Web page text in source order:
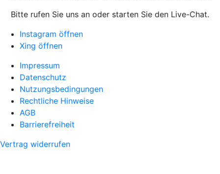
Bitte rufen Sie uns an oder starten Sie den Live-Chat.
Instagram öffnen
Xing öffnen
Impressum
Datenschutz
Nutzungsbedingungen
Rechtliche Hinweise
AGB
Barrierefreiheit
Vertrag widerrufen